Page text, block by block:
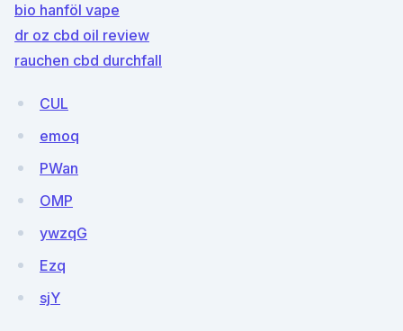
bio hanföl vape
dr oz cbd oil review
rauchen cbd durchfall
CUL
emoq
PWan
OMP
ywzqG
Ezq
sjY